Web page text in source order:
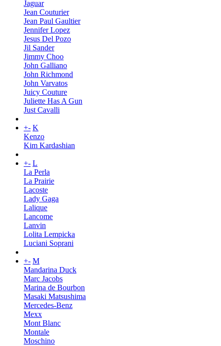
Jaguar
Jean Couturier
Jean Paul Gaultier
Jennifer Lopez
Jesus Del Pozo
Jil Sander
Jimmy Choo
John Galliano
John Richmond
John Varvatos
Juicy Couture
Juliette Has A Gun
Just Cavalli
+- K
Kenzo
Kim Kardashian
+- L
La Perla
La Prairie
Lacoste
Lady Gaga
Lalique
Lancome
Lanvin
Lolita Lempicka
Luciani Soprani
+- M
Mandarina Duck
Marc Jacobs
Marina de Bourbon
Masaki Matsushima
Mercedes-Benz
Mexx
Mont Blanc
Montale
Moschino